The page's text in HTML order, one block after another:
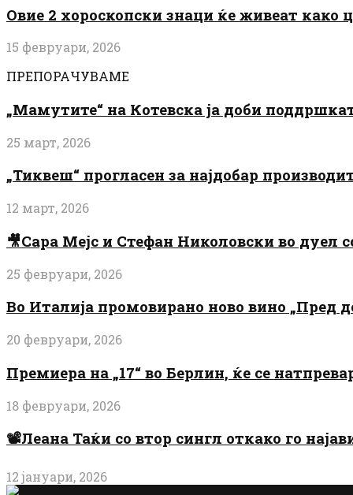
Овие 2 хороскопски знаци ќе живеат како
15 февруари, 2026
ПРЕПОРАЧУВАМЕ
„Мамутите“ на Котевска ја доби
25 март, 2026
„Тиквеш“ прогласен за најдобар
12 март, 2026
🎥Сара Мејс и Стефан Николовски во дуел
25 февруари, 2026
Во Италија промовирано ново вино
20 февруари, 2026
Премиера на „17“ во Берлин, ќе се
18 февруари, 2026
📽️Леана Таќи со втор сингл откако го
12 јануари, 2026